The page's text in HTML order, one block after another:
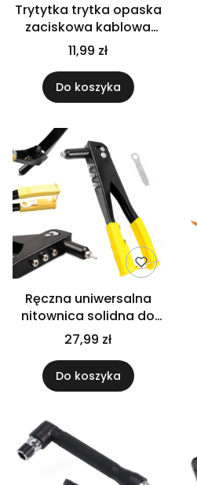
Trytytka trytka opaska
zaciskowa kablowa
czarna zestaw 100
sztuk 2,5x200 mm
11,99 zł
Do koszyka
Ręczna uniwersalna
nitownica solidna do
nitów aluminiowych
stalowy
27,99 zł
Do koszyka